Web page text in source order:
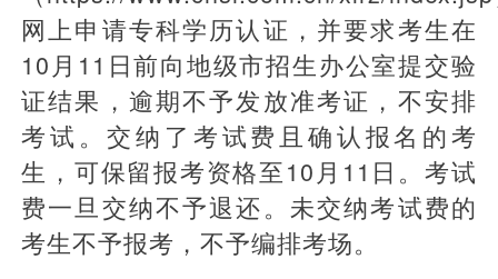
网上申请专科学历认证，并要求考生在
10月11日前向地级市招生办公室提交验
证结果，逾期不予发放准考证，不安排
考试。交纳了考试费且确认报名的考
生，可保留报考资格至10月11日。考试
费一旦交纳不予退还。未交纳考试费的
考生不予报考，不予编排考场。